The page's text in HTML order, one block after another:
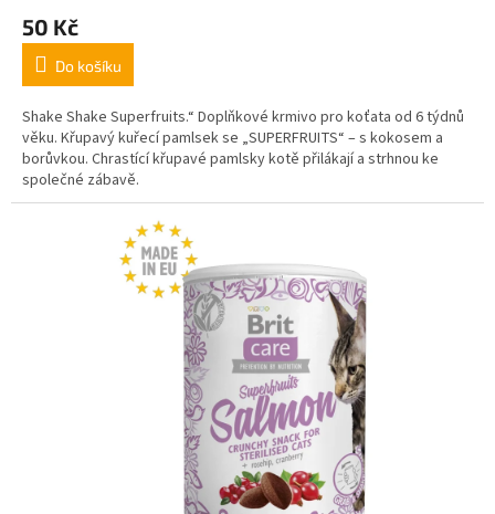
50 Kč
Do košíku
Shake Shake Superfruits.“ Doplňkové krmivo pro koťata od 6 týdnů
věku. Křupavý kuřecí pamlsek se „SUPERFRUITS“ – s kokosem a
borůvkou. Chrastící křupavé pamlsky kotě přilákají a strhnou ke
společné zábavě.